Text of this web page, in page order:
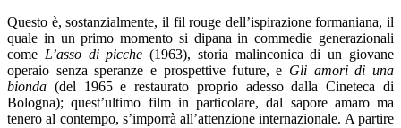
Questo è, sostanzialmente, il fil rouge dell’ispirazione formaniana, il
quale in un primo momento si dipana in commedie generazionali
come L’asso di picche (1963), storia malinconica di un giovane
operaio senza speranze e prospettive future, e Gli amori di una
bionda (del 1965 e restaurato proprio adesso dalla Cineteca di
Bologna); quest’ultimo film in particolare, dal sapore amaro ma
tenero al contempo, s’imporrà all’attenzione internazionale. A partire